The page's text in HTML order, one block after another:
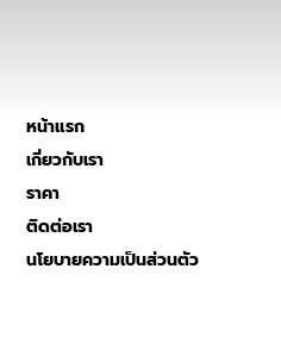
หน้าแรก
เกี่ยวกับเรา
ราคา
ติดต่อเรา
นโยบายความเป็นส่วนตัว